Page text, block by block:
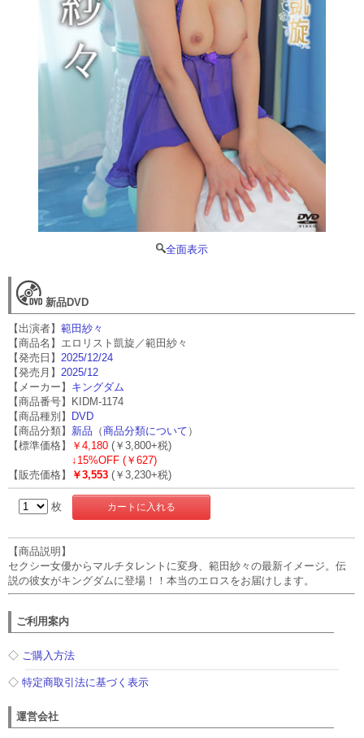
全面表示
新品DVD
【出演者】範田紗々
【商品名】エロリスト凱旋／範田紗々
【発売日】 2025/12/24
【発売月】 2025/12
【メーカー】 キングダム
【商品番号】KIDM-1174
【商品種別】 DVD
【商品分類】 新品 （商品分類について ）
【標準価格】
￥4,180 (￥3,800+税)
↓ 15%OFF (￥627)
【販売価格】
￥3,553 (￥3,230+税)
枚
【商品説明】
セクシー女優からマルチタレントに変身、範田紗々の最新イメージ。伝
説の彼女がキングダムに登場！！本当のエロスをお届けします。
ご利用案内
◇ ご購入方法
◇特定商取引法に基づく表示
運営会社